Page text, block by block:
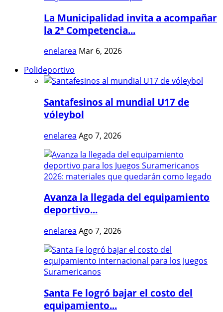
La Municipalidad invita a acompañar
la 2ª Competencia...
enelarea Mar 6, 2026
Polideportivo
Santafesinos al mundial U17 de
vóleybol
enelarea Ago 7, 2026
Avanza la llegada del equipamiento
deportivo...
enelarea Ago 7, 2026
Santa Fe logró bajar el costo del
equipamiento...